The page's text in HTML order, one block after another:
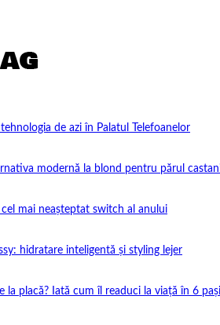
de azi în Palatul Telefoanelor
modernă la blond pentru părul
cel mai neașteptat switch al anului
hidratare inteligentă și styling lejer
la placă? Iată cum îl readuci la viață în 6